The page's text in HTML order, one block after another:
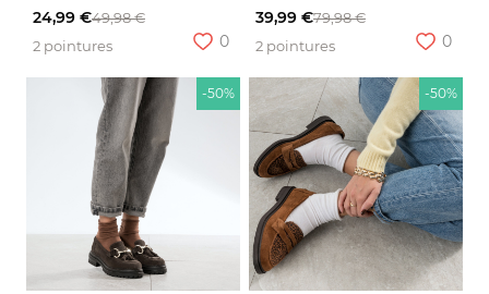
24,99 €49,98 €
2 pointures
0
39,99 €79,98 €
2 pointures
0
-50% -50%